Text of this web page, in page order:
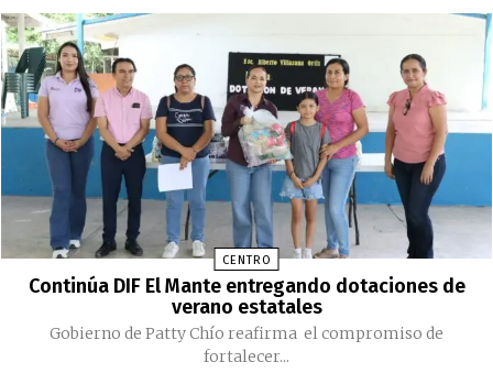
CENTRO
Continúa DIF El Mante entregando dotaciones de
verano estatales
Gobierno de Patty Chío reafirma el compromiso de
fortalecer...